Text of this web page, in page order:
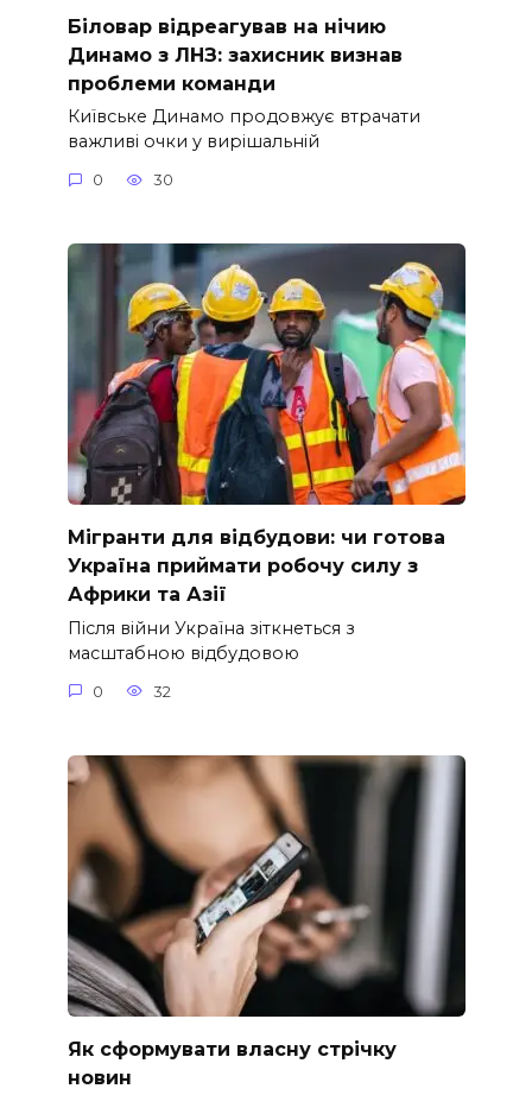
Біловар відреагував на нічию
Динамо з ЛНЗ: захисник визнав
проблеми команди
Київське Динамо продовжує втрачати
важливі очки у вирішальній
0 30
Мігранти для відбудови: чи готова
Україна приймати робочу силу з
Африки та Азії
Після війни Україна зіткнеться з
масштабною відбудовою
0 32
Як сформувати власну стрічку
новин